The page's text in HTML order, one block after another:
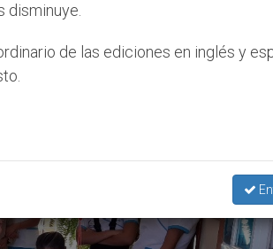
disminuye.
de las ediciones en inglés y